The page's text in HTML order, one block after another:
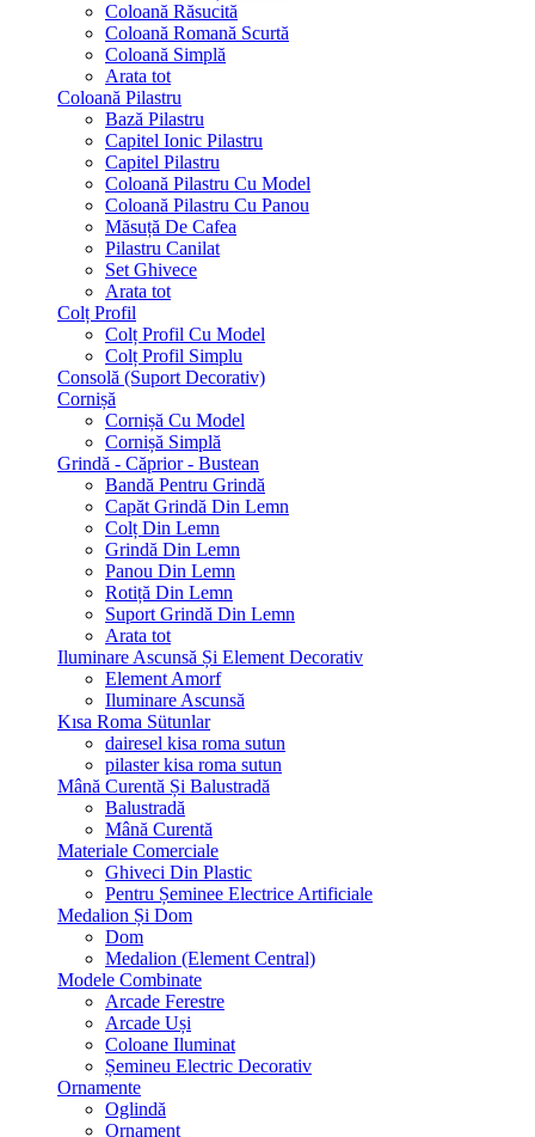
Coloană Răsucită
Coloană Romană Scurtă
Coloană Simplă
Arata tot
Coloană Pilastru
Bază Pilastru
Capitel Ionic Pilastru
Capitel Pilastru
Coloană Pilastru Cu Model
Coloană Pilastru Cu Panou
Măsuță De Cafea
Pilastru Canilat
Set Ghivece
Arata tot
Colț Profil
Colț Profil Cu Model
Colț Profil Simplu
Consolă (Suport Decorativ)
Cornișă
Cornișă Cu Model
Cornișă Simplă
Grindă - Căprior - Bustean
Bandă Pentru Grindă
Capăt Grindă Din Lemn
Colț Din Lemn
Grindă Din Lemn
Panou Din Lemn
Rotiță Din Lemn
Suport Grindă Din Lemn
Arata tot
Iluminare Ascunsă Și Element Decorativ
Element Amorf
Iluminare Ascunsă
Kısa Roma Sütunlar
dairesel kisa roma sutun
pilaster kisa roma sutun
Mână Curentă Și Balustradă
Balustradă
Mână Curentă
Materiale Comerciale
Ghiveci Din Plastic
Pentru Șeminee Electrice Artificiale
Medalion Și Dom
Dom
Medalion (Element Central)
Modele Combinate
Arcade Ferestre
Arcade Uși
Coloane Iluminat
Șemineu Electric Decorativ
Ornamente
Oglindă
Ornament